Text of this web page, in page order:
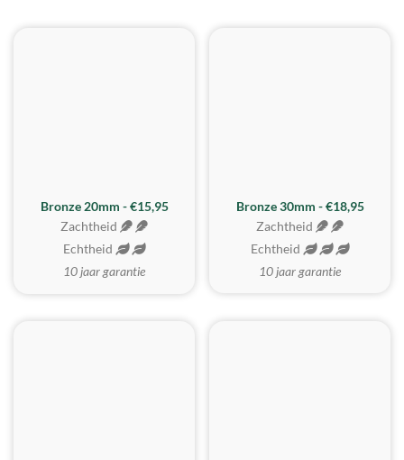
Bronze 20mm - €15,95
Zachtheid
Echtheid
10 jaar garantie
BESTE KOOP
Bronze 30mm - €18,95
Zachtheid
Echtheid
10 jaar garantie